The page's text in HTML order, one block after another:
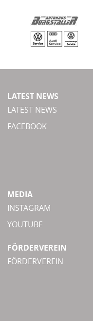
LATEST NEWS
LATEST NEWS
FACEBOOK
MEDIA
INSTAGRAM
YOUTUBE
FÖRDERVEREIN
FÖRDERVEREIN